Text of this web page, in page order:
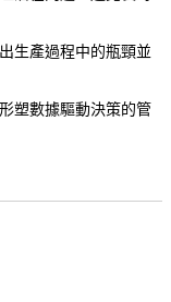
生產過程中的瓶頸並
塑數據驅動決策的管